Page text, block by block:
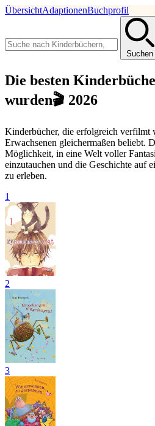
ÜbersichtAdaptionenBuchprofil
Suchen
Die besten
wurden🎬 2026
Kinderbücher, die erfolgreich verfilmt
Erwachsenen gleichermaßen beliebt.
Möglichkeit, in eine Welt voller
einzutauchen und die Geschichte auf
zu erleben.
1
2
3